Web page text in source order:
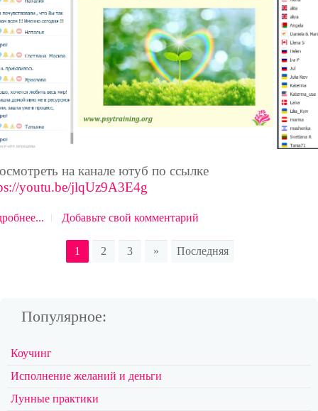
на канале ютуб по ссылке
youtu.be/jlqUz9A3E4g
Добавьте свой комментарий
1 2 3 » Последняя
Популярное:
Коучинг
Исполнение желаний и деньги
Лунные практики